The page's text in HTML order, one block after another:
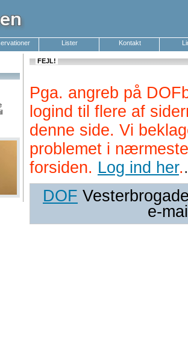
Lister Kontakt
FEJL!
Pga. angreb på
logind til flere af
denne side. Vi
problemet i
forsiden. Log ind her..
DOF
e-